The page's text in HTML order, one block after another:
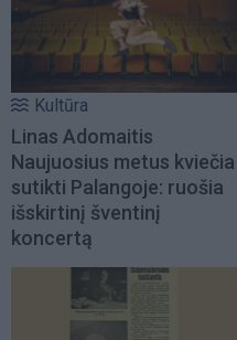
Kultūra
Linas Adomaitis
Naujuosius metus kviečia
sutikti Palangoje: ruošia
išskirtinį šventinį
koncertą